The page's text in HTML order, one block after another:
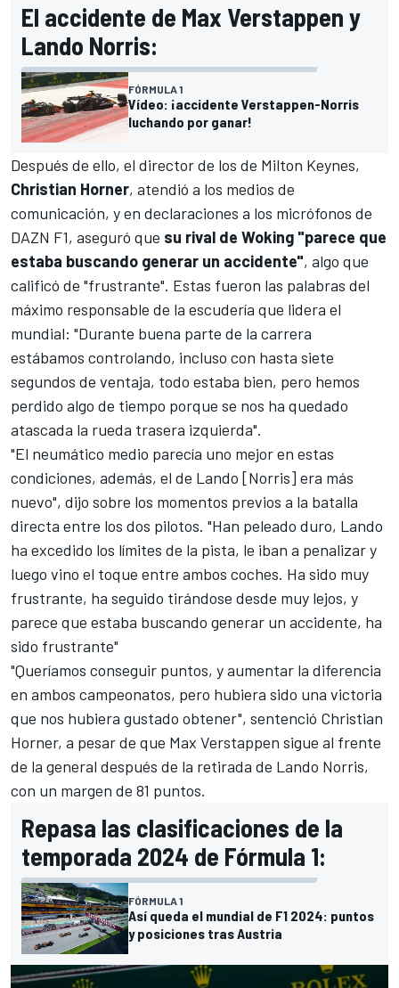
El accidente de Max Verstappen y
Lando Norris:
FÓRMULA 1
Vídeo: ¡accidente Verstappen-Norris
luchando por ganar!
Después de ello, el director de los de Milton Keynes,
Christian Horner, atendió a los medios de
comunicación, y en declaraciones a los micrófonos de
DAZN F1, aseguró que su rival de Woking "parece que
estaba buscando generar un accidente", algo que
calificó de "frustrante". Estas fueron las palabras del
máximo responsable de la escudería que lidera el
mundial: "Durante buena parte de la carrera
estábamos controlando, incluso con hasta siete
segundos de ventaja, todo estaba bien, pero hemos
perdido algo de tiempo porque se nos ha quedado
atascada la rueda trasera izquierda".
"El neumático medio parecía uno mejor en estas
condiciones, además, el de Lando [Norris] era más
nuevo", dijo sobre los momentos previos a la batalla
directa entre los dos pilotos. "Han peleado duro, Lando
ha excedido los límites de la pista, le iban a penalizar y
luego vino el toque entre ambos coches. Ha sido muy
frustrante, ha seguido tirándose desde muy lejos, y
parece que estaba buscando generar un accidente, ha
sido frustrante"
"Queríamos conseguir puntos, y aumentar la diferencia
en ambos campeonatos, pero hubiera sido una victoria
que nos hubiera gustado obtener", sentenció Christian
Horner, a pesar de que Max Verstappen sigue al frente
de la general después de la retirada de Lando Norris,
con un margen de 81 puntos.
Repasa las clasificaciones de la
temporada 2024 de Fórmula 1:
FÓRMULA 1
Así queda el mundial de F1 2024: puntos
y posiciones tras Austria